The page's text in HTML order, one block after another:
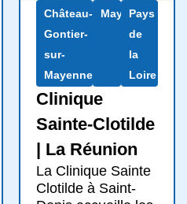
Château-
Gontier-
sur-
Mayenne
Mayenne
Pays
de
la
Loire
Clinique
Sainte-Clotilde
| La Réunion
La Clinique Sainte
Clotilde à Saint-